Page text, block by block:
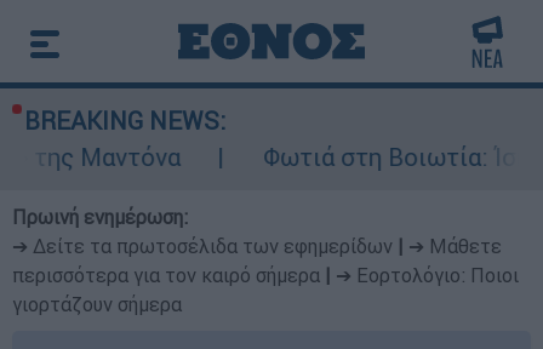
BREAKING NEWS:
Φωτιά στη Βοιωτία: Ίση με έξι
Πρωινή ενημέρωση:
➔ Δείτε τα πρωτοσέλιδα των εφημερίδων
➔ Μάθετε
περισσότερα για τον καιρό σήμερα
➔ Εορτολόγιο: Ποιοι
γιορτάζουν σήμερα